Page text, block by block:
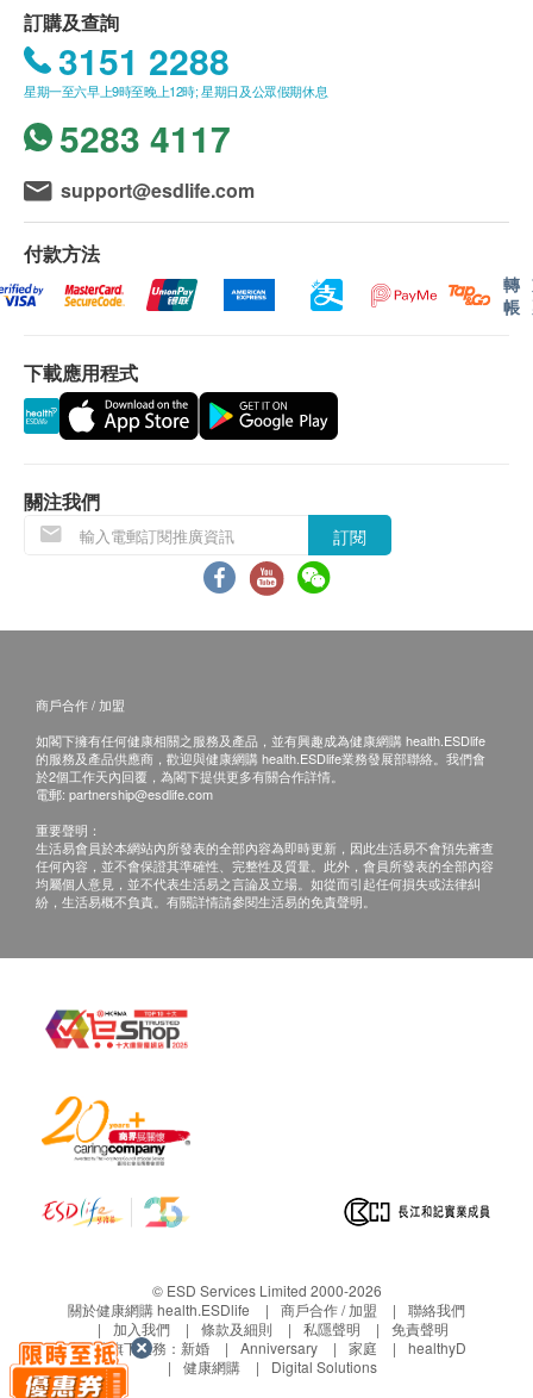
2. 我們將於確定訂單後3-5個工作天內安排發貨。
3. 不排除運送時間會因節日而有所影響。當八號
烈風訊號懸掛或黑色暴雨警告生效時，送貨服務時間
將會延遲。
4. 所有訂單須視乎相關貨品的供應情況再作最後
上的貨品，健康網購health.ESDlife有權拒絕接受該訂
單，並且會於送貨前透過電話或電郵通知顧客再作安
排。
保證
換貨條款
1. 當顧客收取已訂購之貨品時，有責任檢查貨品
是否有損毀情況，一經確認簽收，恕不接受退換。
殘缺或過期退回，供應商有權不受理。
3. 如有其他損壞或遺漏查詢，顧客必須保留有效
收據正本，並於送貨後3個工作天內按下列方式聯絡
健康網購health.ESDlife客戶服務部跟進。
電郵: support@esdlife.com / 健康網購health.ESDlife
訂購及查詢
3151 2288
星期一至六早上9時至晚上12時; 星期日及公眾假期休息
5283 4117
support@esdlife.com
付款方法
轉
帳
下載應用程式
關注我們
訂閱
商戶合作 / 加盟
如閣下擁有任何健康相關之服務及產品，並有興趣成為健康網購 health.ESDlife
的服務及產品供應商，歡迎與健康網購 health.ESDlife業務發展部聯絡。我們會
於2個工作天內回覆，為閣下提供更多有關合作詳情。
電郵: partnership@esdlife.com
重要聲明：
生活易會員於本網站內所發表的全部內容為即時更新，因此生活易不會預先審查
任何內容，並不會保證其準確性、完整性及質量。此外，會員所發表的全部內容
均屬個人意見，並不代表生活易之言論及立場。如從而引起任何損失或法律糾
紛，生活易概不負責。有關詳情請參閱生活易的免責聲明。
© ESD Services Limited 2000-2026
關於健康網購 health.ESDlife
商戶合作 / 加盟
聯絡我們
加入我們
條款及細則 私隱聲明
免責聲明
生活易旗下業務： 新婚 Anniversary 家庭
healthyD
健康網購
Digital Solutions